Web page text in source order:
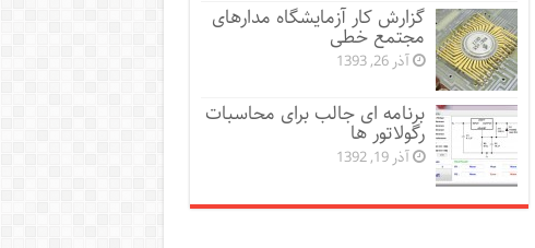
گزارش کار آزمایشگاه مدارهای
مجتمع خطی
آذر 26, 1393
برنامه ای جالب برای محاسبات
رگولاتور ها
آذر 19, 1392